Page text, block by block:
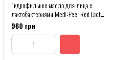
Гидрофильное масло для лица с
лактобактериями Medi-Peel Red Lacto
Collagen Red Lacto Collagen Cleansing
Oil 2.0
960 грн